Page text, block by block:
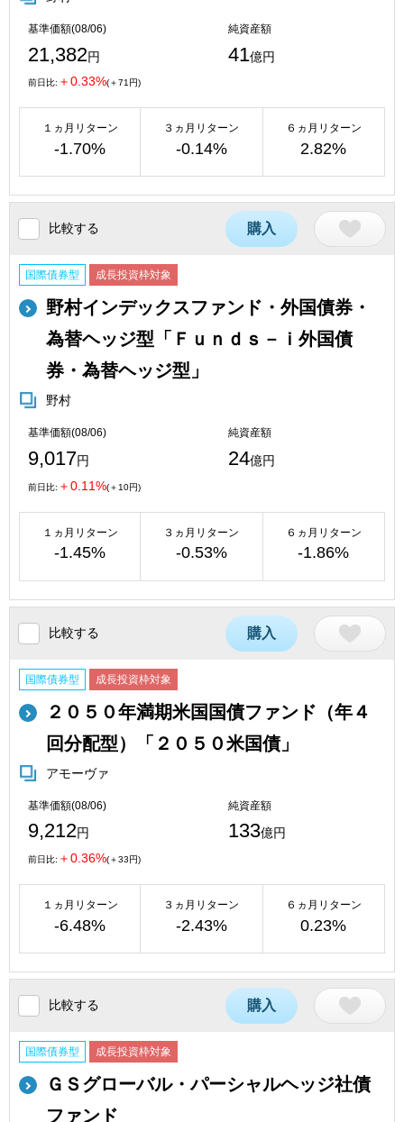
基準価額(08/06)
21,382円
純資産額
41億円
前日比: ＋0.33%(＋71円)
１ヵ月リターン
-1.70%
３ヵ月リターン
-0.14%
６ヵ月リターン
2.82%
比較する 購入
国際債券型 成長投資枠対象
野村インデックスファンド・外国債券・
為替ヘッジ型「Ｆｕｎｄｓ－ｉ外国債
券・為替ヘッジ型」
野村
基準価額(08/06)
9,017円
純資産額
24億円
前日比: ＋0.11%(＋10円)
１ヵ月リターン
-1.45%
３ヵ月リターン
-0.53%
６ヵ月リターン
-1.86%
比較する 購入
国際債券型 成長投資枠対象
２０５０年満期米国国債ファンド（年４
回分配型）「２０５０米国債」
アモーヴァ
基準価額(08/06)
9,212円
純資産額
133億円
前日比: ＋0.36%(＋33円)
１ヵ月リターン
-6.48%
３ヵ月リターン
-2.43%
６ヵ月リターン
0.23%
比較する 購入
国際債券型 成長投資枠対象
ＧＳグローバル・パーシャルヘッジ社債
ファンド